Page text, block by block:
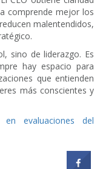
comprende mejor los
malentendidos,
sino de liderazgo. Es
hay espacio para
que entienden
más conscientes y
en evaluaciones del